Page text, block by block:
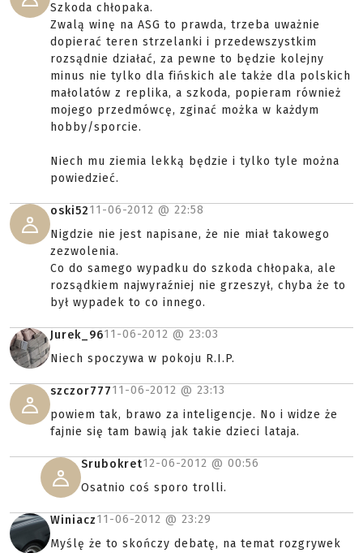
Szkoda chłopaka.
Zwalą winę na ASG to prawda, trzeba uważnie
dopierać teren strzelanki i przedewszystkim
rozsądnie działać, za pewne to będzie kolejny
minus nie tylko dla fińskich ale także dla polskich
małolatów z replika, a szkoda, popieram również
mojego przedmówcę, zginać możka w każdym
hobby/sporcie.
Niech mu ziemia lekką będzie i tylko tyle można
powiedzieć.
oski5211-06-2012 @ 22:58
Nigdzie nie jest napisane, że nie miał takowego
zezwolenia.
Co do samego wypadku do szkoda chłopaka, ale
rozsądkiem najwyraźniej nie grzeszył, chyba że to
był wypadek to co innego.
Jurek_9611-06-2012 @ 23:03
Niech spoczywa w pokoju R.I.P.
szczor77711-06-2012 @ 23:13
powiem tak, brawo za inteligencje. No i widze że
fajnie się tam bawią jak takie dzieci lataja.
Srubokret12-06-2012 @ 00:56
Osatnio coś sporo trolli.
Winiacz11-06-2012 @ 23:29
Myślę że to skończy debatę, na temat rozgrywek